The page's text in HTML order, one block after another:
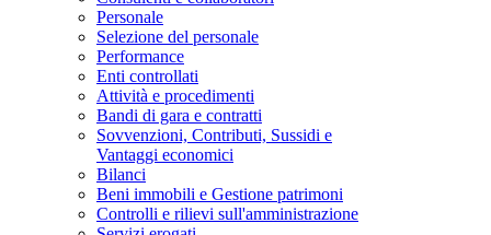
Personale
Selezione del personale
Performance
Enti controllati
Attività e procedimenti
Bandi di gara e contratti
Sovvenzioni, Contributi, Sussidi e
Vantaggi economici
Bilanci
Beni immobili e Gestione patrimoni
Controlli e rilievi sull'amministrazione